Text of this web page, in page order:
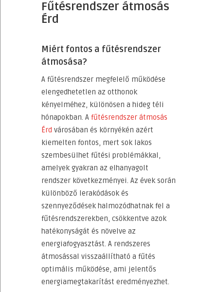
Fűtésrendszer átmosás
Érd
Miért fontos a fűtésrendszer
átmosása?
A fűtésrendszer megfelelő működése
elengedhetetlen az otthonok
kényelméhez, különösen a hideg téli
hónapokban. A fűtésrendszer átmosás
Érd városában és környékén azért
kiemelten fontos, mert sok lakos
szembesülhet fűtési problémákkal,
amelyek gyakran az elhanyagolt
rendszer következményei. Az évek során
különböző lerakódások és
szennyeződések halmozódhatnak fel a
fűtésrendszerekben, csökkentve azok
hatékonyságát és növelve az
energiafogyasztást. A rendszeres
átmosással visszaállítható a fűtés
optimális működése, ami jelentős
energiamegtakarítást eredményezhet.